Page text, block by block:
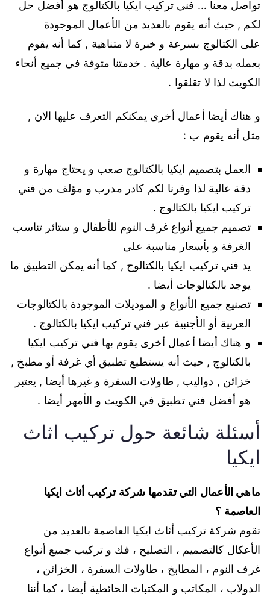
تواصل معنا … فني تركيب ايكيا بالكتالوج هو أفضل حل
لكم , حيث أنه يقوم بالعديد من الأعمال الموجودة
على الكتالوج بسرعة و خبرة لا متناهية , كما أنه يقوم
بعمله بدقة و مهارة عالية . خدمتنا متوفة في جميع أنحاء
الكويت لذا لا تقلقوا .
و هناك أيضا أعمال أخرى يمكنكم التعرف عليها الان ,
مثل أنه يقوم ب :
العمل بتصميم ايكيا بالكتالوج صعب و يحتاج مهارة و
دقة عالية لذا وفرنا لكم كادر مدرب و مؤلف من فني
تركيب ايكيا بالكتالوج .
تصميم جميع أنواع غرف النوم للأطفال و ستائر تناسب
الغرفة و بأسعار مناسبة على
يد فني تركيب ايكيا بالكتالوج , كما أنه يمكن التطبيق ما
يوجد بالكتالوجات أيضا .
تصنيع جميع الأنواع و الموديلات الموجودة بالكتالوجات
العربية أو الأجنبية عبر فني تركيب ايكيا بالكتالوج .
و هناك أيضا أعمال أخرى يقوم بها فني تركيب ايكيا
بالكتالوج , حيث أنه يستطيع تطبيق أي غرفة أو مطبخ ,
خزائن , دواليب , طاولات السفرة و غيرها أيضا , يعتبر
هو أفضل فني تطبيق في الكويت و الأمهر أيضا .
أسئلة شائعة حول تركيب اثاث
ايكيا
ماهي الأعمال التي تقدمها شركة تركيب أثاث ايكيا
العاصمة ؟
تقوم شركة تركيب أثاث ايكيا العاصمة بالعديد من
الأعكال كالتصميم ، التصليح ، فك و تركيب جميع أنواع
غرف النوم ، المطابخ ، طاولات السفرة ، الخزائن ،
الدولاب ، المكاتب و المكتبات الحائطية أيضا ، كما أننا